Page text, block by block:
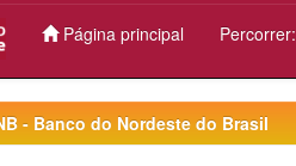
Página principal Percorrer:
- Banco do Nordeste do Brasil